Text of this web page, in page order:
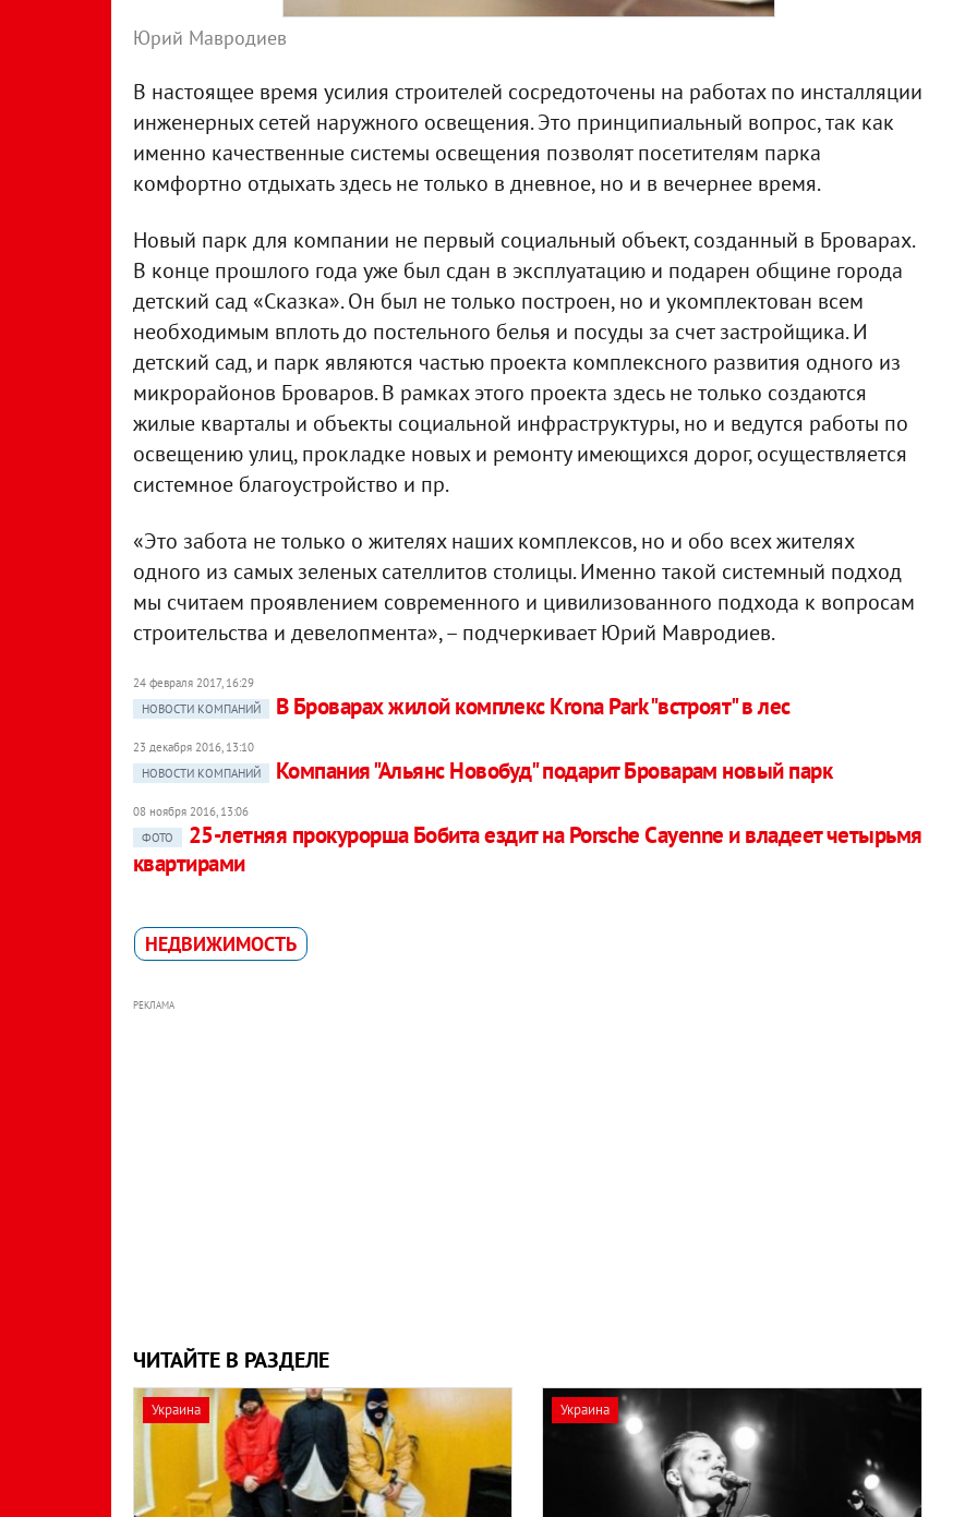
Юрий Мавродиев
В настоящее время усилия строителей сосредоточены на работах по инсталляции
инженерных сетей наружного освещения. Это принципиальный вопрос, так как
именно качественные системы освещения позволят посетителям парка
комфортно отдыхать здесь не только в дневное, но и в вечернее время.
Новый парк для компании не первый социальный объект, созданный в Броварах.
В конце прошлого года уже был сдан в эксплуатацию и подарен общине города
детский сад «Сказка». Он был не только построен, но и укомплектован всем
необходимым вплоть до постельного белья и посуды за счет застройщика. И
детский сад, и парк являются частью проекта комплексного развития одного из
микрорайонов Броваров. В рамках этого проекта здесь не только создаются
жилые кварталы и объекты социальной инфраструктуры, но и ведутся работы по
освещению улиц, прокладке новых и ремонту имеющихся дорог, осуществляется
системное благоустройство и пр.
«Это забота не только о жителях наших комплексов, но и обо всех жителях
одного из самых зеленых сателлитов столицы. Именно такой системный подход
мы считаем проявлением современного и цивилизованного подхода к вопросам
строительства и девелопмента», – подчеркивает Юрий Мавродиев.
24 февраля 2017, 16:29
НОВОСТИ КОМПАНИЙ
В Броварах жилой комплекс Krona Park "встроят" в лес
23 декабря 2016, 13:10
НОВОСТИ КОМПАНИЙ
Компания "Альянс Новобуд" подарит Броварам новый парк
08 ноября 2016, 13:06
ФОТО
25-летняя прокурорша Бобита ездит на Porsche Cayenne и владеет четырьмя
квартирами
НЕДВИЖИМОСТЬ
РЕКЛАМА
ЧИТАЙТЕ В РАЗДЕЛЕ
Украина Украина